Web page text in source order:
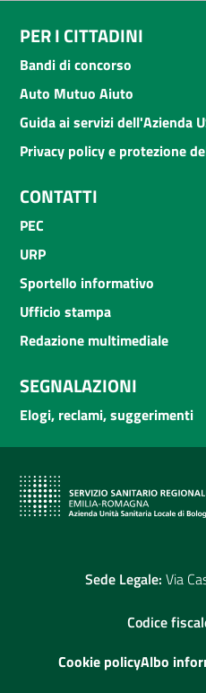
PER I CITTADINI
Bandi di concorso
Auto Mutuo Aiuto
Guida ai servizi dell'Azienda
Privacy policy e protezione
CONTATTI
PEC
URP
Sportello informativo
Ufficio stampa
Redazione multimediale
SEGNALAZIONI
Elogi, reclami, suggerimenti
Sede Legale: Via
Codice
Cookie policyAlbo